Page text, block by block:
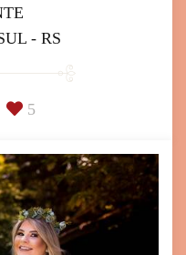
- RS
5